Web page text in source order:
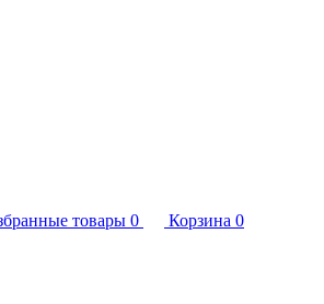
товары 0 Корзина 0